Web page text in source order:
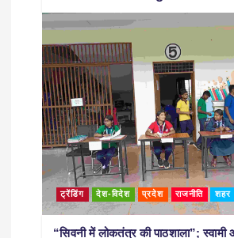
ट्रेंडिंग देश-विदेश प्रदेश राजनीति शहर
“सिवनी में लोकतंत्र की पाठशाला”; स्वामी